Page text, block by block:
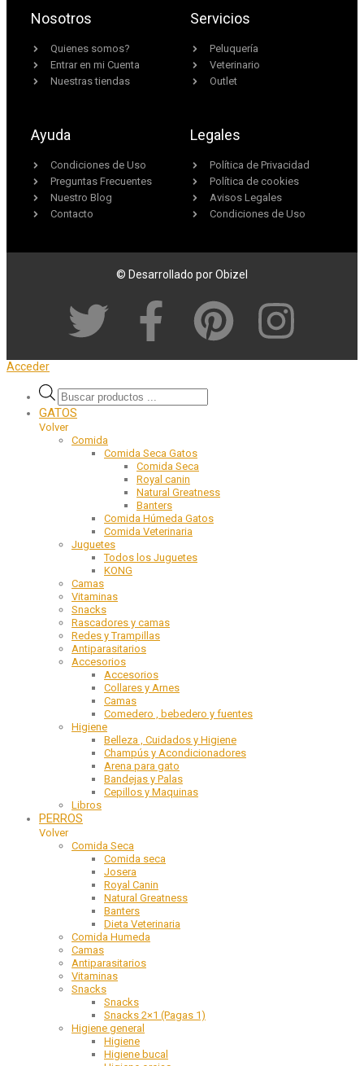
Nosotros
Quienes somos?
Entrar en mi Cuenta
Nuestras tiendas
Servicios
Peluquería
Veterinario
Outlet
Ayuda
Condiciones de Uso
Preguntas Frecuentes
Nuestro Blog
Contacto
Legales
Política de Privacidad
Política de cookies
Avisos Legales
Condiciones de Uso
© Desarrollado por Obizel
Acceder
GATOS
Volver
Comida
Comida Seca Gatos
Comida Seca
Royal canin
Natural Greatness
Banters
Comida Húmeda Gatos
Comida Veterinaria
Juguetes
Todos los Juguetes
KONG
Camas
Vitaminas
Snacks
Rascadores y camas
Redes y Trampillas
Antiparasitarios
Accesorios
Accesorios
Collares y Arnes
Camas
Comedero , bebedero y fuentes
Higiene
Belleza , Cuidados y Higiene
Champús y Acondicionadores
Arena para gato
Bandejas y Palas
Cepillos y Maquinas
Libros
PERROS
Volver
Comida Seca
Comida seca
Josera
Royal Canin
Natural Greatness
Banters
Dieta Veterinaria
Comida Humeda
Camas
Antiparasitarios
Vitaminas
Snacks
Snacks
Snacks 2×1 (Pagas 1)
Higiene general
Higiene
Higiene bucal